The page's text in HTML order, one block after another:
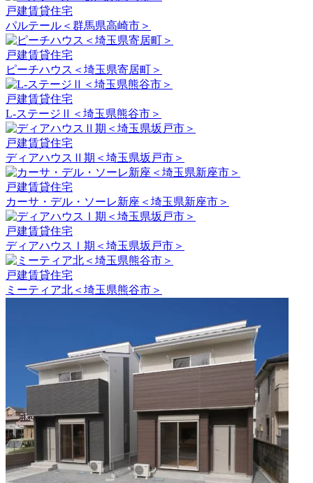
戸建賃貸住宅
パルテール＜群馬県高崎市＞
戸建賃貸住宅
ピーチハウス＜埼玉県寄居町＞
戸建賃貸住宅
L-ステージⅡ＜埼玉県熊谷市＞
戸建賃貸住宅
ディアハウスⅡ期＜埼玉県坂戸市＞
戸建賃貸住宅
カーサ・デル・ソーレ新座＜埼玉県新座市＞
戸建賃貸住宅
ディアハウスⅠ期＜埼玉県坂戸市＞
戸建賃貸住宅
ミーティア北＜埼玉県熊谷市＞